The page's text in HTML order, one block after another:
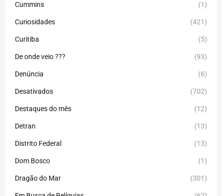
Cummins (1)
Curiosidades (421)
Curitiba (5)
De onde veio ??? (93)
Denúncia (6)
Desativados (702)
Destaques do mês (12)
Detran (13)
Distrito Federal (13)
Dom Bosco (1)
Dragão do Mar (301)